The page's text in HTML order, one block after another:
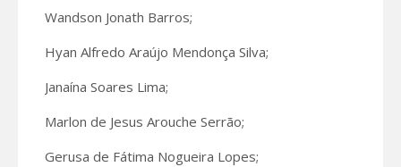
Wandson Jonath Barros;
Hyan Alfredo Araújo Mendonça Silva;
Janaína Soares Lima;
Marlon de Jesus Arouche Serrão;
Gerusa de Fátima Nogueira Lopes;